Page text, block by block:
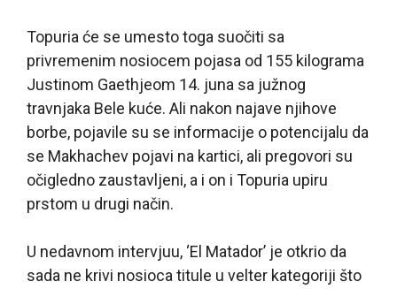
Topuria će se umesto toga suočiti sa
privremenim nosiocem pojasa od 155 kilograma
Justinom Gaethjeom 14. juna sa južnog
travnjaka Bele kuće. Ali nakon najave njihove
borbe, pojavile su se informacije o potencijalu da
se Makhachev pojavi na kartici, ali pregovori su
očigledno zaustavljeni, a i on i Topuria upiru
prstom u drugi način.
U nedavnom intervjuu, ‘El Matador’ je otkrio da
sada ne krivi nosioca titule u velter kategoriji što